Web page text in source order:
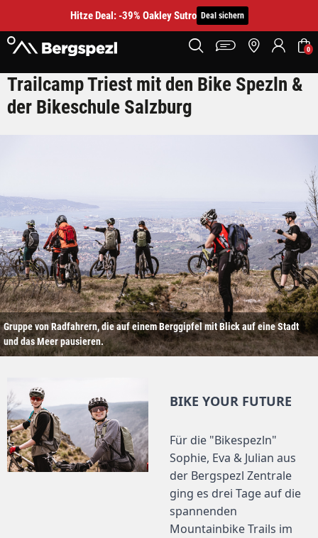
Hitze Deal: -39% Oakley Sutro Deal sichern
0
MTB Camp Triest Bikeschule Salzburg
Trailcamp Triest mit den Bike Spezln &
der Bikeschule Salzburg
Gruppe von Radfahrern, die auf einem Berggipfel mit Blick auf eine Stadt
und das Meer pausieren.
BIKE YOUR FUTURE
Für die "Bikespezln"
Sophie, Eva & Julian aus
der Bergspezl Zentrale
ging es drei Tage auf die
spannenden
Mountainbike Trails im